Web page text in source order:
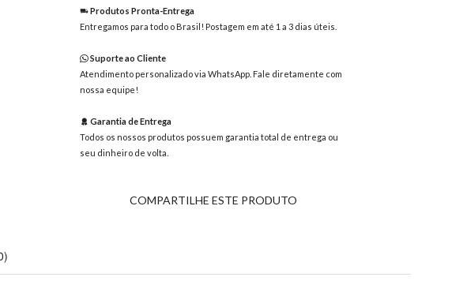
Produtos Pronta-Entrega
Entregamos para todo o Brasil! Postagem em até 1 a 3 dias úteis.
Suporte ao Cliente
Atendimento personalizado via WhatsApp. Fale diretamente com
nossa equipe!
Garantia de Entrega
Todos os nossos produtos possuem garantia total de entrega ou
seu dinheiro de volta.
COMPARTILHE ESTE PRODUTO